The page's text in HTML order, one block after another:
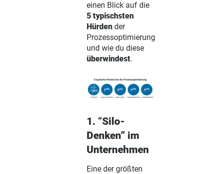
einen Blick auf die
5 typischsten
Hürden der
Prozessoptimierung
und wie du diese
überwindest.
1. “Silo-
Denken” im
Unternehmen
Eine der größten